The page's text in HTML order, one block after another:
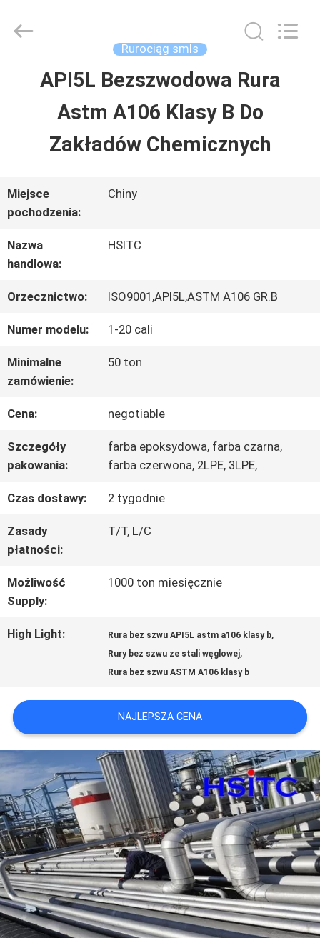
O
NAS
WYCIECZKA
PO
FABRYCE
KONTROLA
JAKOŚCI
SKONTAKTUJ
SIĘ
Z
NAMI
POPROŚ
O
WYCENĘ
SITEMAP
POLITYKA
PRYWATNOŚCI
Trade
Rurociąg smls
API5L Bezszwodowa Rura
Astm A106 Klasy B Do
Zakładów Chemicznych
Miejsce
pochodzenia:
Chiny
Nazwa
handlowa:
HSITC
Orzecznictwo: ISO9001,API5L,ASTM A106 GR.B
Numer modelu: 1-20 cali
Minimalne
zamówienie:
50 ton
Cena: negotiable
Szczegóły
pakowania:
farba epoksydowa, farba czarna,
farba czerwona, 2LPE, 3LPE,
Czas dostawy: 2 tygodnie
Zasady
płatności:
T/T, L/C
Możliwość
Supply:
1000 ton miesięcznie
High Light: Rura bez szwu API5L astm a106 klasy b,
Rury bez szwu ze stali węglowej,
Rura bez szwu ASTM A106 klasy b
NAJLEPSZA CENA